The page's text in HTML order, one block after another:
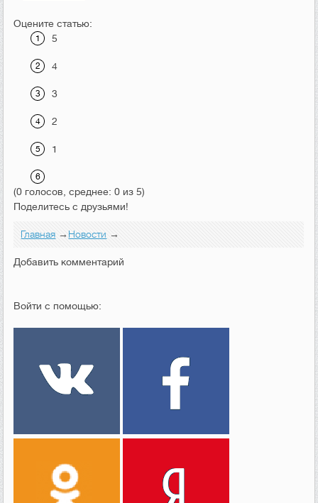
Оцените статью:
5
4
3
2
1
(0 голосов, среднее: 0 из 5)
Поделитесь с друзьями!
Главная →Новости →
Добавить комментарий
Войти с помощью: